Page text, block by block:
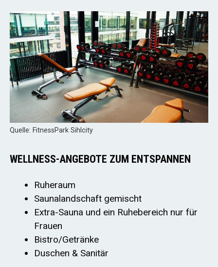
Quelle: FitnessPark Sihlcity
WELLNESS-ANGEBOTE ZUM ENTSPANNEN
Ruheraum
Saunalandschaft gemischt
Extra-Sauna und ein Ruhebereich nur für
Frauen
Bistro/Getränke
Duschen & Sanitär